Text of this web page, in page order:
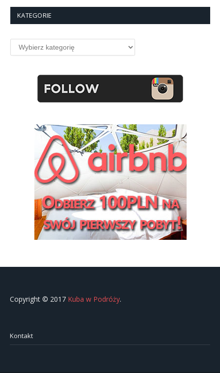
KATEGORIE
Kategorie
Copyright © 2017 Kuba w Podróży.
Kontakt